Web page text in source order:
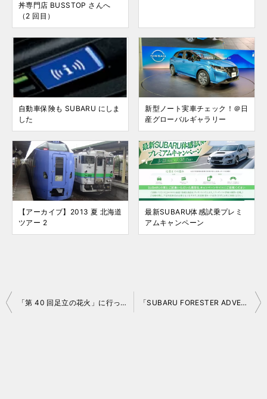
丼専門店 BUSSTOP さんへ
（2 回目）
自動車保険も SUBARU にしま
した
新型ノート実車チェック！＠日
産グローバルギャラリー
【アーカイブ】2013 夏 北海道
ツアー 2
最新SUBARU体感試乗プレミ
アムキャンペーン
投
「第 40 回足立の花火」に行ってきました 「SUBARU FORESTER ADVENTURE」体験レポート（THE ODAIBA 2018）